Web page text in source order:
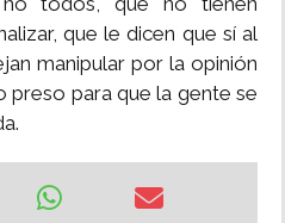
que le dicen que sí al
manipular por la opinión
preso para que la gente se